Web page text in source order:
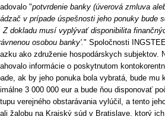
November 2023
Október 2023
September
"potvrdenie banky (úverová zmluva
v prípade úspešnosti jeho ponuky bude
Z dokladu musí vyplývať disponibilita
osobou banky'." Spoločnosti
ako združenie hospodárskych subjektov.
informácie o poskytnutom
ak by jeho ponuka bola vybratá, bude
3 000 000 eur a bude ňou disponovať
verejného obstarávania vylúčil, a tento
žalobu na Krajský súd v Bratislave, ktorý